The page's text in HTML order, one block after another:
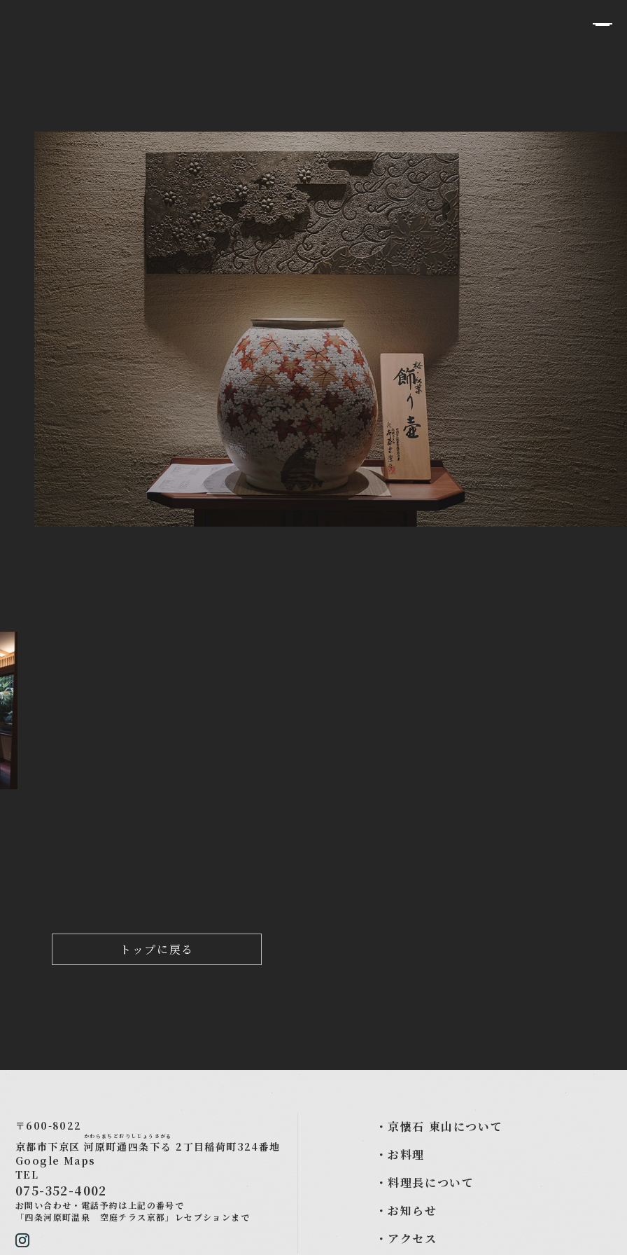
トップに戻る
〒600-8022
京都市下京区 河原町通四条下る
かわらまちどおりしじょうさがる
2丁目稲荷町324番地
Google Maps
TEL
075-352-4002
お問い合わせ・電話予約は上記の番号で
「四条河原町温泉 空庭テラス京都」レセプションまで
京懐石 東山について
お料理
料理長について
お知らせ
アクセス